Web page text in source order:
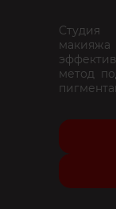
Студия
метод